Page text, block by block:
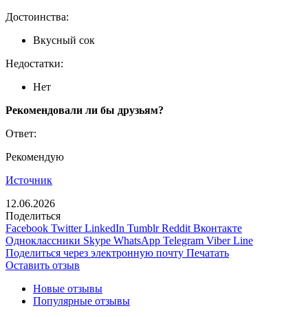
Достоинства:
Вкусный сок
Недостатки:
Нет
Рекомендовали ли бы друзьям?
Ответ:
Рекомендую
Источник
12.06.2026
Поделиться
Facebook Twitter LinkedIn Tumblr Reddit Вконтакте
Одноклассники Skype WhatsApp Telegram Viber Line
Поделиться через электронную почту Печатать
Оставить отзыв
Новые отзывы
Популярные отзывы